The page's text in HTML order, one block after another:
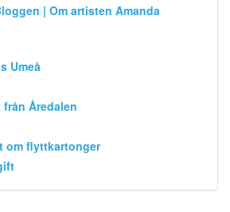
| Om artisten Amanda
Umeå
Åredalen
om flyttkartonger